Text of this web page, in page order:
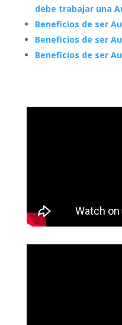
debe trabajar una
Beneficios de ser
Beneficios de ser
Beneficios de ser